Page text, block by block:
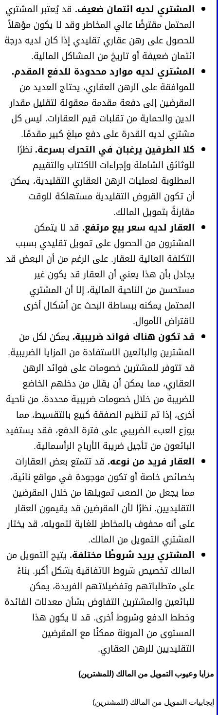
المشتري لديه ائتمان ضعيف. قد يُعتبر المشتري
المحتمل مقترضًا عالي المخاطر وقد لا يكون مؤهلاً
للحصول على رهن عقاري تقليدي إذا كان لديه درجة
ائتمان ضعيفة أو تاريخ من المشاكل المالية.
المشتري لديه موارد محدودة للدفع المقدم.
للموافقة على الرهن العقاري، يحتاج العديد من
المقرضين إلى دفعة مقدمة معقولة لتقليل مقدار
الدين والحماية من تقلبات قيم العقارات. ليس كل
مشتري لديه القدرة على دفع مبلغ كبير مقدمًا.
كلا الطرفين يرغبان في التحرك بسرعة. نظرًا
للوثائق الشاملة وإجراءات الاكتتاب والتقييم
المطلوبة لعمليات الرهن العقاري التقليدية، يمكن
أن تكون القروض التقليدية مستهلكة للوقت
مقارنةً بتمويل المالك.
العقار لديه سعر بيع مرتفع. قد لا يتمكن
المشترون من الحصول على تمويل تقليدي بسبب
التكلفة العالية للعقار. على الرغم من أن البعض قد
يجادل بأن هذا يعني أن العقار قد يكون غير
مستحسن من الناحية المالية، إلا أن المشتري
المحتمل يمكنه ببساطة البحث عن أشكال أخرى
لاقتراض الأموال.
قد تكون هناك فوائد ضريبية. يمكن لكل من
المشترين والبائعين الاستفادة من المزايا الضريبية.
قد تتوفر للمشترين خصومات على فوائد الرهن
العقاري، مما يمكن أن يقلل من دخلهم الخاضع
للضريبة من خلال خصومات ضريبية محددة. من ناحية
أخرى، إذا تم تنظيم الصفقة كبيع بالتقسيط، مما
يوزع العبء الضريبي على فترة الدفع، فقد يستفيد
البائعون من تأجيل ضريبة الأرباح الرأسمالية.
العقار فريد من نوعه. قد تتمتع بعض العقارات
بخصائص خاصة أو تكون موجودة في مواقع نائية،
مما يجعل من الصعب تمويلها من خلال المقرضين
التقليديين. نظرًا لأن المقرضين قد يقيمون العقار
على أنه محفوف بالمخاطر للغاية لتمويله، قد يختار
المشتري التمويل من المالك.
المشتري يريد شروطًا مختلفة. يتيح التمويل من
المالك تخصيص شروط الاتفاقية بشكل أكبر. بناءً
على متطلباتهم وتفضيلاتهم الفريدة، يمكن
للبائعين والمشترين التفاوض بشأن معدلات الفائدة
وخطط الدفع وشروط أخرى. قد لا يكون هذا
المستوى من المرونة ممكنًا مع المقرضين
التقليديين للرهن العقاري.
مزايا وعيوب التمويل من المالك (للمشترين)
إيجابيات التمويل من المالك (للمشترين)